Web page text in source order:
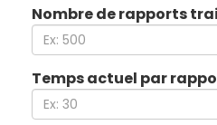
Nombre de rapports
Temps actuel par